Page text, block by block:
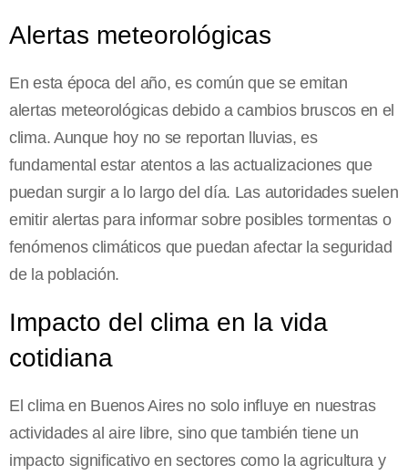
Alertas meteorológicas
En esta época del año, es común que se emitan
alertas meteorológicas debido a cambios bruscos en el
clima. Aunque hoy no se reportan lluvias, es
fundamental estar atentos a las actualizaciones que
puedan surgir a lo largo del día. Las autoridades suelen
emitir alertas para informar sobre posibles tormentas o
fenómenos climáticos que puedan afectar la seguridad
de la población.
Impacto del clima en la vida
cotidiana
El clima en Buenos Aires no solo influye en nuestras
actividades al aire libre, sino que también tiene un
impacto significativo en sectores como la agricultura y